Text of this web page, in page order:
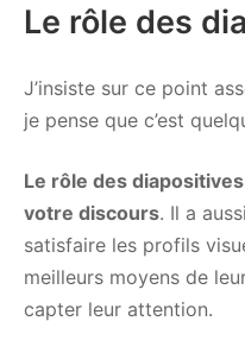
Le rôle des
J’insiste sur ce point
je pense que c’est
Le rôle des
votre discours. Il a
satisfaire les profils
meilleurs moyens de
capter leur attention.